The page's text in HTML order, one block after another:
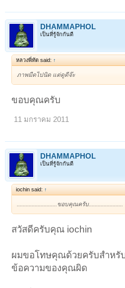
DHAMMAPHOL
เป็นที่รู้จักกันดี
หลวงพี่ทัต said: ↑
ภาพมืดไปนิด แต่ดูดีจ๊ะ
ขอบคุณครับ
11 มกราคม 2011
DHAMMAPHOL
เป็นที่รู้จักกันดี
iochin said: ↑
...........................ขอบคุณครับ.......................
สวัสดีครับคุณ iochin
ผมขอโทษคุณด้วยครับสำหรั
ข้อความของคุณผิด